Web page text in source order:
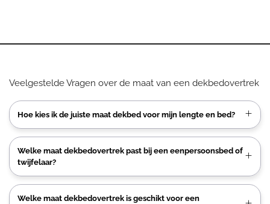
Veelgestelde Vragen over de maat van een dekbedovertrek
Hoe kies ik de juiste maat dekbed voor mijn lengte en bed?
Welke maat dekbedovertrek past bij een eenpersoonsbed of
twijfelaar?
Welke maat dekbedovertrek is geschikt voor een